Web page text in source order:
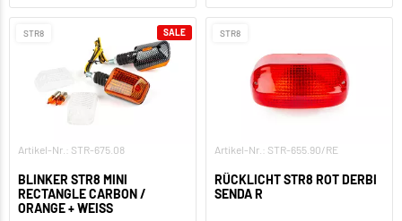
STR8
Artikel-Nr.: STR-675.08
BLINKER STR8 MINI
RECTANGLE CARBON /
ORANGE + WEISS
SALE STR8
Artikel-Nr.: STR-655.90/RE
RÜCKLICHT STR8 ROT DERBI
SENDA R